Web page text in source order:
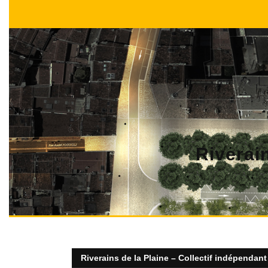
content
Riverains de la Plaine – Collectif indépendant